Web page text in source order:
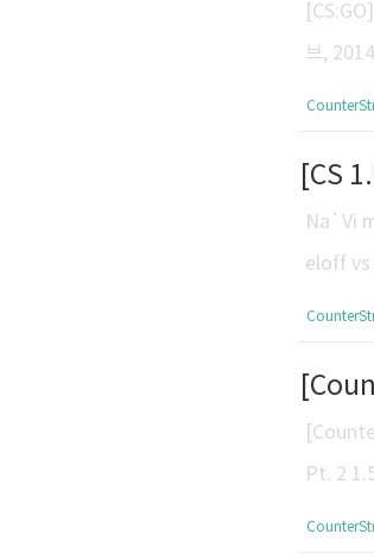
브,
ski -
EX"
[CS
Na`Vi
eloff vs
3:50에
TIZ
Pt. 2
습니다